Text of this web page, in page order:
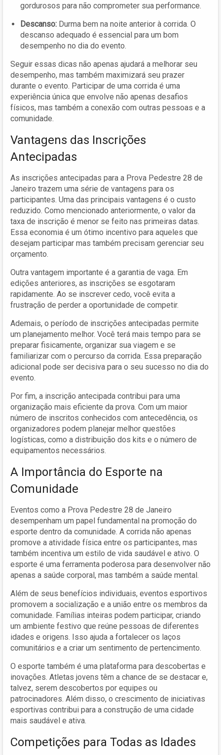
gordurosos para não comprometer sua performance.
Descanso: Durma bem na noite anterior à corrida. O
descanso adequado é essencial para um bom
desempenho no dia do evento.
Seguir essas dicas não apenas ajudará a melhorar seu
desempenho, mas também maximizará seu prazer
durante o evento. Participar de uma corrida é uma
experiência única que envolve não apenas desafios
físicos, mas também a conexão com outras pessoas e a
comunidade.
Vantagens das Inscrições
Antecipadas
As inscrições antecipadas para a Prova Pedestre 28 de
Janeiro trazem uma série de vantagens para os
participantes. Uma das principais vantagens é o custo
reduzido. Como mencionado anteriormente, o valor da
taxa de inscrição é menor se feito nas primeiras datas.
Essa economia é um ótimo incentivo para aqueles que
desejam participar mas também precisam gerenciar seu
orçamento.
Outra vantagem importante é a garantia de vaga. Em
edições anteriores, as inscrições se esgotaram
rapidamente. Ao se inscrever cedo, você evita a
frustração de perder a oportunidade de competir.
Ademais, o período de inscrições antecipadas permite
um planejamento melhor. Você terá mais tempo para se
preparar fisicamente, organizar sua viagem e se
familiarizar com o percurso da corrida. Essa preparação
adicional pode ser decisiva para o seu sucesso no dia do
evento.
Por fim, a inscrição antecipada contribui para uma
organização mais eficiente da prova. Com um maior
número de inscritos conhecidos com antecedência, os
organizadores podem planejar melhor questões
logísticas, como a distribuição dos kits e o número de
equipamentos necessários.
A Importância do Esporte na
Comunidade
Eventos como a Prova Pedestre 28 de Janeiro
desempenham um papel fundamental na promoção do
esporte dentro da comunidade. A corrida não apenas
promove a atividade física entre os participantes, mas
também incentiva um estilo de vida saudável e ativo. O
esporte é uma ferramenta poderosa para desenvolver não
apenas a saúde corporal, mas também a saúde mental.
Além de seus benefícios individuais, eventos esportivos
promovem a socialização e a união entre os membros da
comunidade. Famílias inteiras podem participar, criando
um ambiente festivo que reúne pessoas de diferentes
idades e origens. Isso ajuda a fortalecer os laços
comunitários e a criar um sentimento de pertencimento.
O esporte também é uma plataforma para descobertas e
inovações. Atletas jovens têm a chance de se destacar e,
talvez, serem descobertos por equipes ou
patrocinadores. Além disso, o crescimento de iniciativas
esportivas contribui para a construção de uma cidade
mais saudável e ativa.
Competições para Todas as Idades